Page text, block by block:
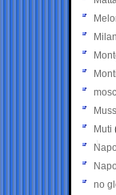
Monti
Muti
no